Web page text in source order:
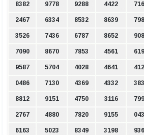
8382 9778 9288 4422
2467 6334 8532 8639
3526 7436 6787 8652
7090 8670 7853 4561
9587 5704 4028 4641
0486 7130 4369 4332
8812 9151 4750 3116
2767 4880 7820 9155
6163 5023 8349 3198